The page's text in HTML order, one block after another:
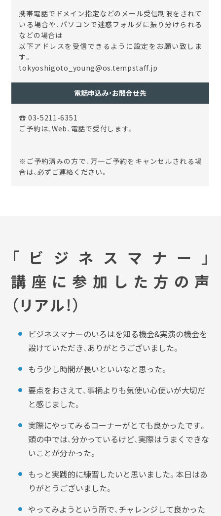
携帯電話でドメイン指定などのメール受信制限をされて
いる場合や、パソコンで迷惑フォルダに振り分けられる
などの場合は
以下アドレスを受信できるように設定をお願い致しま
す。
tokyoshigoto_young@os.tempstaff.jp
電話申込み・お問合せ先
☎ 03-5211-6351
ご予約は、Web、電話で受付します。
※ご予約済みの方で、万一ご予約をキャンセルされる場
合は、必ずご連絡ください。
「ビジネスマナー」
講座に参加した方の声
（リアル！）
ビジネスマナーのいろはを知る機会&実演の機会を
設けていただき、ありがとうございました。
もう少し時間が長いといいなと思った。
要点をおさえて、事柄よりも気使い心使いが大切だ
と感じました。
実際にやってみるコーナーがとても良かったです。
頭の中では、分かっているけど、実際はうまくできな
いことが分かった。
もっと実践的に練習したいと思いました。本日はあ
りがとうございました。
やってみようという所で、チャレンジして良かった